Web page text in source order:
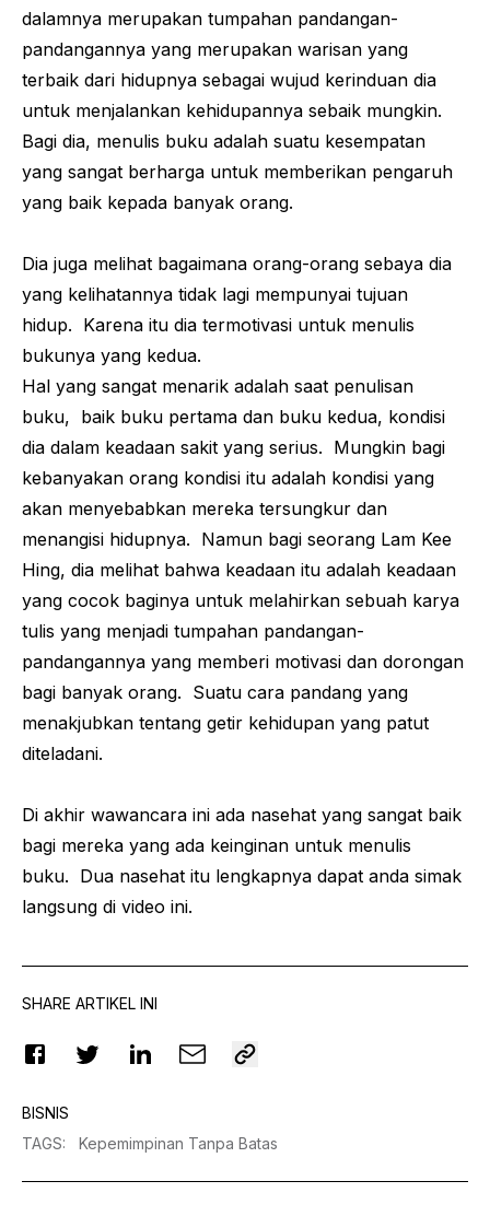
dalamnya merupakan tumpahan pandangan-
pandangannya yang merupakan warisan yang
terbaik dari hidupnya sebagai wujud kerinduan dia
untuk menjalankan kehidupannya sebaik mungkin.
Bagi dia, menulis buku adalah suatu kesempatan
yang sangat berharga untuk memberikan pengaruh
yang baik kepada banyak orang.
Dia juga melihat bagaimana orang-orang sebaya dia
yang kelihatannya tidak lagi mempunyai tujuan
hidup. Karena itu dia termotivasi untuk menulis
bukunya yang kedua.
Hal yang sangat menarik adalah saat penulisan
buku, baik buku pertama dan buku kedua, kondisi
dia dalam keadaan sakit yang serius. Mungkin bagi
kebanyakan orang kondisi itu adalah kondisi yang
akan menyebabkan mereka tersungkur dan
menangisi hidupnya. Namun bagi seorang Lam Kee
Hing, dia melihat bahwa keadaan itu adalah keadaan
yang cocok baginya untuk melahirkan sebuah karya
tulis yang menjadi tumpahan pandangan-
pandangannya yang memberi motivasi dan dorongan
bagi banyak orang. Suatu cara pandang yang
menakjubkan tentang getir kehidupan yang patut
diteladani.
Di akhir wawancara ini ada nasehat yang sangat baik
bagi mereka yang ada keinginan untuk menulis
buku. Dua nasehat itu lengkapnya dapat anda simak
langsung di video ini.
SHARE ARTIKEL INI
BISNIS
TAGS: Kepemimpinan Tanpa Batas